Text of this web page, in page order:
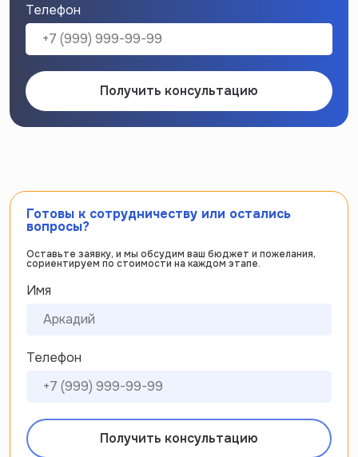
Телефон
Получить консультацию
Готовы к сотрудничеству или остались
вопросы?
Оставьте заявку, и мы обсудим ваш бюджет и пожелания,
сориентируем по стоимости на каждом этапе.
Имя
Телефон
Получить консультацию